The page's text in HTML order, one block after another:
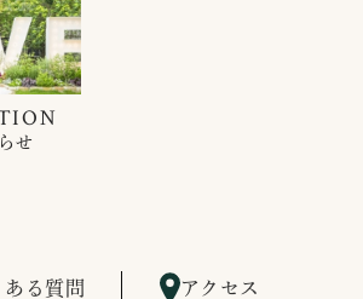
せ
ある質問
アクセス